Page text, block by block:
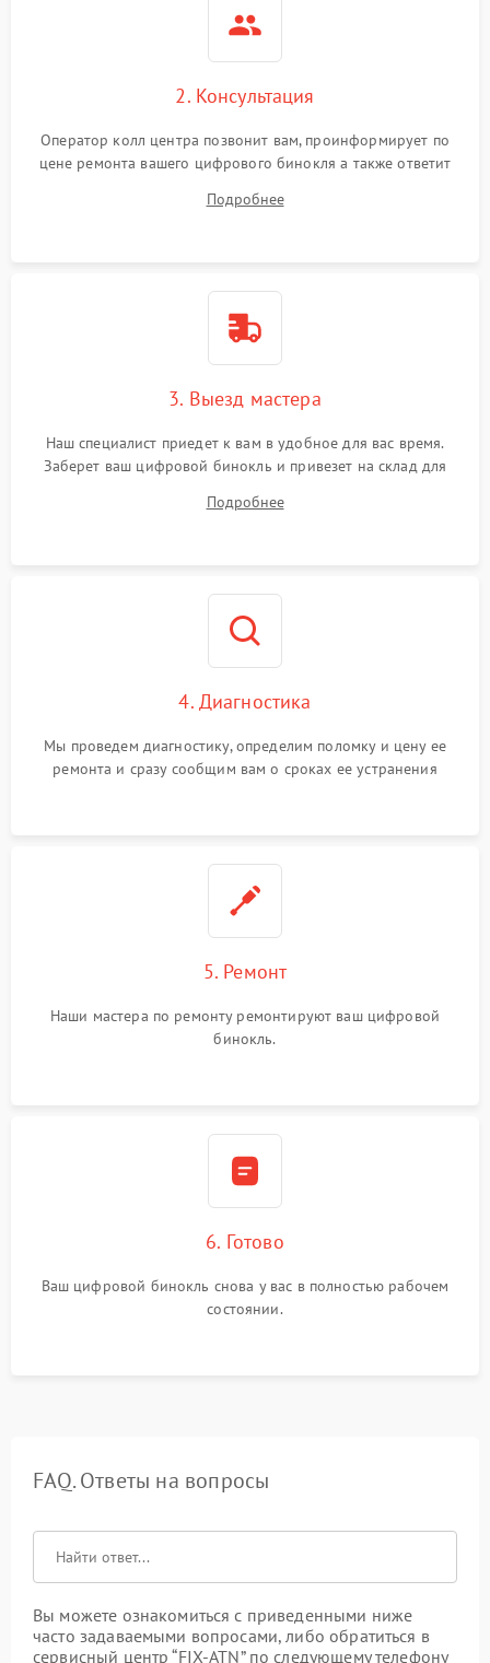
2. Консультация
Оператор колл центра позвонит вам, проинформирует по
цене ремонта вашего цифрового бинокля а также ответит
Подробнее
3. Выезд мастера
Наш специалист приедет к вам в удобное для вас время.
Заберет ваш цифровой бинокль и привезет на склад для
Подробнее
4. Диагностика
Мы проведем диагностику, определим поломку и цену ее
ремонта и сразу сообщим вам о сроках ее устранения
5. Ремонт
Наши мастера по ремонту ремонтируют ваш цифровой
бинокль.
6. Готово
Ваш цифровой бинокль снова у вас в полностью рабочем
состоянии.
FAQ. Ответы на вопросы
Вы можете ознакомиться с приведенными ниже
часто задаваемыми вопросами, либо обратиться в
сервисный центр “FIX-ATN” по следующему телефону